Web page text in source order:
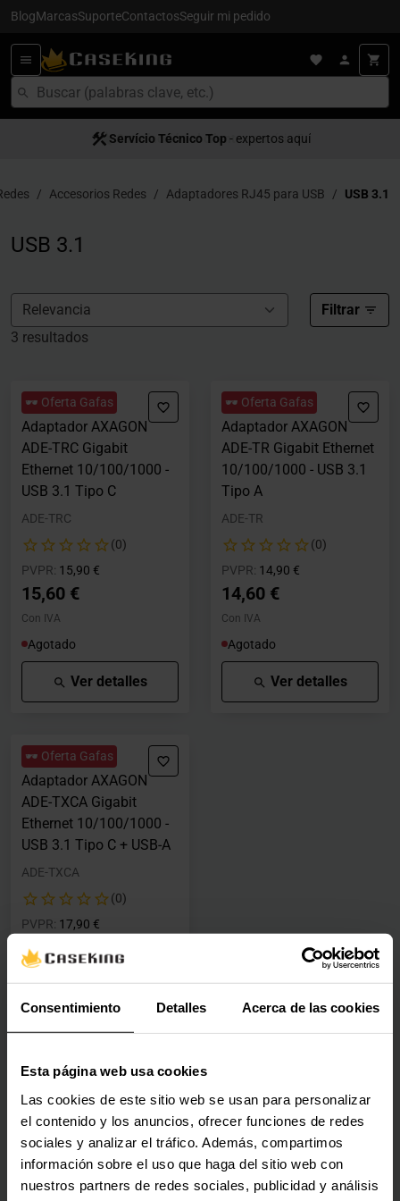
Consentimiento Detalles Acerca de las cookies
Esta página web usa cookies
Las cookies de este sitio web se usan para personalizar
el contenido y los anuncios, ofrecer funciones de redes
sociales y analizar el tráfico. Además, compartimos
información sobre el uso que haga del sitio web con
nuestros partners de redes sociales, publicidad y análisis
BlogMarcasSuporteContactosSeguir mi pedido
Satisfacción al cliente- servício 5
Servício Técnico Top - expertos aquí
Accesorios Redes Adaptadores RJ45 para USB USB 3.1
USB 3.1
Filtrar
3 resultados
🕶️ Oferta Gafas
Adaptador AXAGON
ADE-TRC Gigabit
Ethernet 10/100/1000 -
USB 3.1 Tipo C
ADE-TRC
(0)
PVPR: Precio rebajado desde
15,90 €
15,60 €
Con IVA
Agotado
Ver detalles
🕶️ Oferta Gafas
Adaptador AXAGON
ADE-TR Gigabit Ethernet
10/100/1000 - USB 3.1
Tipo A
ADE-TR
(0)
PVPR: Precio rebajado desde
14,90 €
14,60 €
Con IVA
Agotado
Ver detalles
🕶️ Oferta Gafas
Adaptador AXAGON
ADE-TXCA Gigabit
Ethernet 10/100/1000 -
USB 3.1 Tipo C + USB-A
ADE-TXCA
(0)
PVPR: Precio rebajado desde
17,90 €
12,60 €
Ver detalles